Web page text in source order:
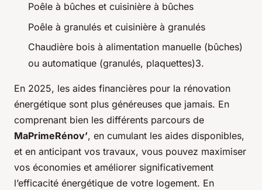
Poêle à bûches et cuisinière à bûches
Poêle à granulés et cuisinière à granulés
Chaudière bois à alimentation manuelle (bûches)
ou automatique (granulés, plaquettes)3.
En 2025, les aides financières pour la rénovation
énergétique sont plus généreuses que jamais. En
comprenant bien les différents parcours de
MaPrimeRénov’, en cumulant les aides disponibles,
et en anticipant vos travaux, vous pouvez maximiser
vos économies et améliorer significativement
l’efficacité énergétique de votre logement. En